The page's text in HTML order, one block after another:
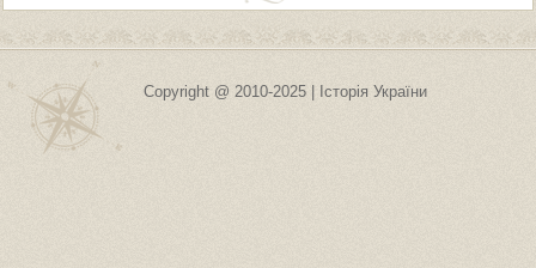
Copyright @ 2010-2025 | Історія України